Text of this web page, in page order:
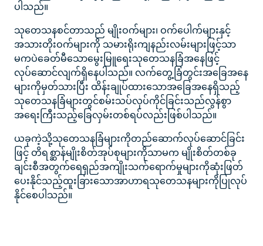
ပါသည်။
သုတေသနစင်တာသည် မျိုးဝက်များ၊ ဝက်ပေါက်များနှင့်
အသားတိုးဝက်များကို သမားရိုးကျနည်းလမ်းများဖြင့်သာ
မကပဲခေတ်မီသောမွေးမြူရေးသုတေသနခြံအနေဖြင့်
လုပ်ဆောင်လျက်ရှိနေပါသည်။ လက်တွေ့ခြံတွင်းအခြေအနေ
များကိုမှတ်သားပြီး ထိန်းချုပ်ထားသောအခြေအနေရှိသည့်
သုတေသနခြံများတွင်စမ်းသပ်လုပ်ကိုင်ခြင်းသည်လွန်စွာ
အရေးကြီးသည့်ခြေလှမ်းတစ်ရပ်လည်းဖြစ်ပါသည်။
ယခုကဲ့သို့သုတေသနခြံများကိုတည်ဆောက်လုပ်ဆောင်ခြင်း
ဖြင့် တိရစ္ဆာန်မျိုးစိတ်အုပ်စုများကိုသာမက မျိုးစိတ်တစ်ခု
ချင်းစီအတွက်ရေရှည်အကျိုးသက်ရောက်မှုများကိုဆုံးဖြတ်
ပေးနိုင်သည့်ထူးခြားသောအာဟာရသုတေသနများကိုပြုလုပ်
နိုင်စေပါသည်။